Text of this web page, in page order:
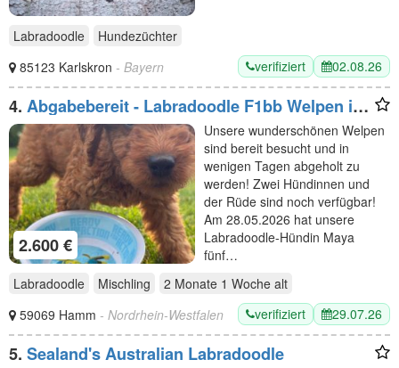
Labradoodle
Hundezüchter
85123 Karlskron - Bayern verifiziert 02.08.26
4. Abgabebereit - Labradoodle F1bb Welpen in
Apricot-Red & Red
2.600 €
Unsere wunderschönen Welpen
sind bereit besucht und in
wenigen Tagen abgeholt zu
werden! Zwei Hündinnen und
der Rüde sind noch verfügbar!
Am 28.05.2026 hat unsere
Labradoodle-Hündin Maya
fünf…
Labradoodle
Mischling 2 Monate 1 Woche alt
59069 Hamm - Nordrhein-Westfalen verifiziert 29.07.26
5. Sealand's Australian Labradoodle